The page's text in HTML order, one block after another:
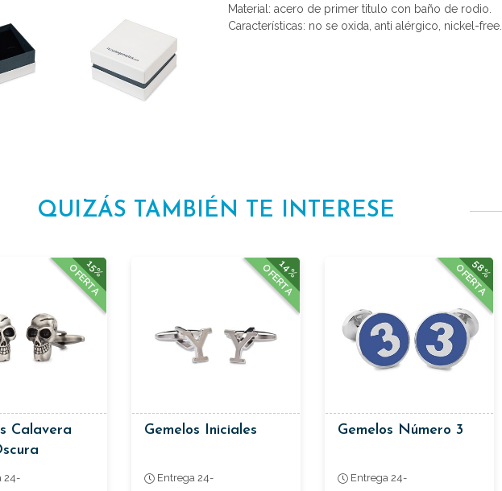
Material: acero de primer titulo con baño de rodio.
Características: no se oxida, anti alérgico, nickel-free.
QUIZÁS TAMBIÉN TE INTERESE
15%
OFERTA
Calavera
24-
14%
OFERTA
Gemelos Iniciales
Entrega 24-
58%
OFERTA
Gemelos Número 3
Entrega 24-